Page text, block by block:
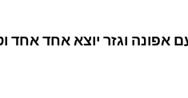
אפונה וגזר יוצא אחד אחד